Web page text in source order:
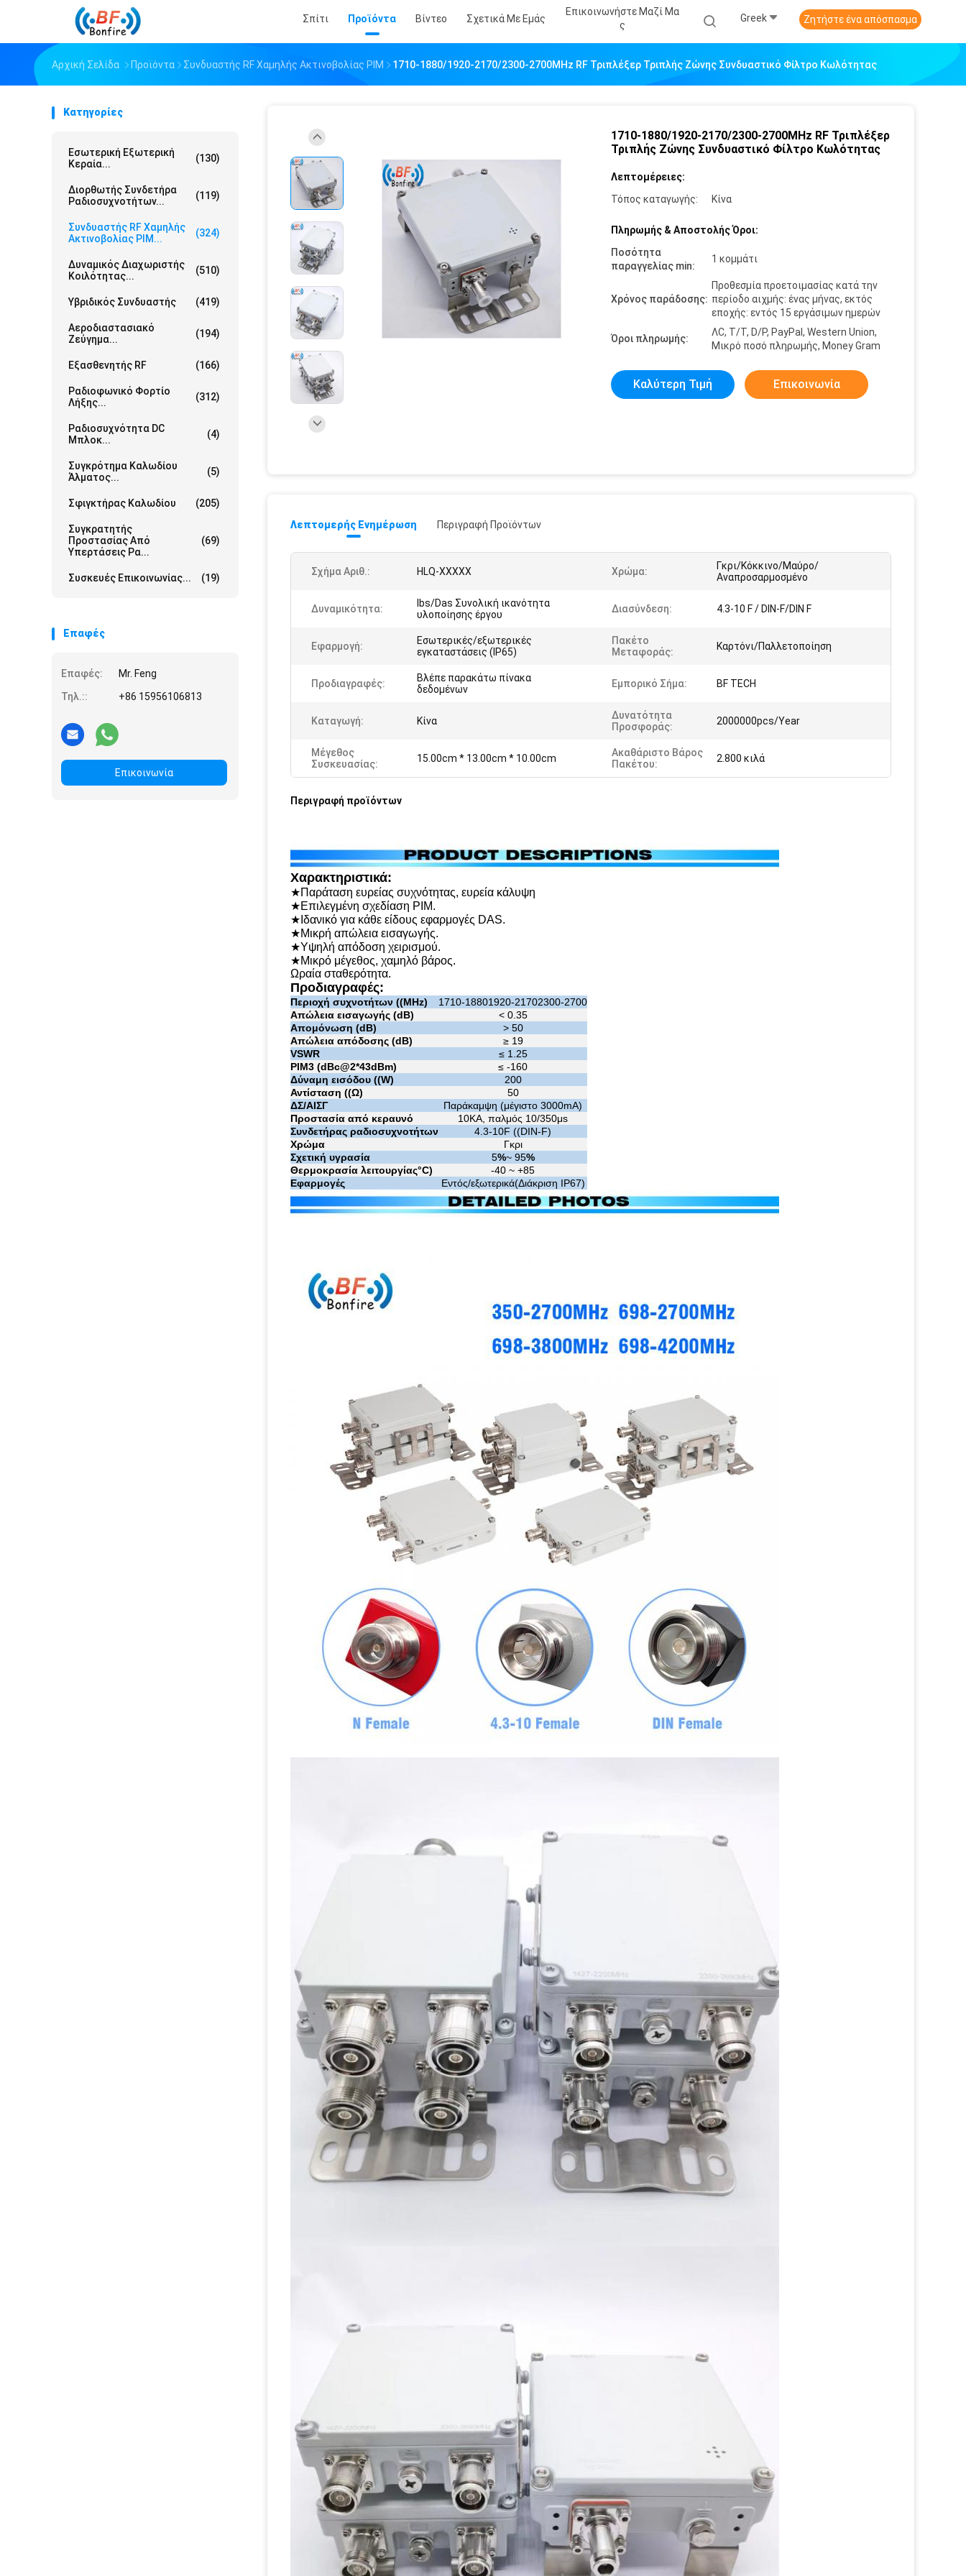
Σπίτι Προϊόντα Βίντεο Σχετικά Με Εμάς
Επικοινωνήστε Μαζί Μα
Σ
Greek Ζητήστε ένα απόσπασμα
Αρχική Σελίδα Προϊόντα Συνδυαστής RF Χαμηλής Ακτινοβολίας PIM 1710-1880/1920-2170/2300-2700MHz RF Τριπλέξερ Τριπλής Ζώνης Συνδυαστικό Φίλτρο Κωλότητας
Κατηγορίες
Εσωτερική Εξωτερική
Κεραία...
(130)
Διορθωτής Συνδετήρα
Ραδιοσυχνοτήτων...
(119)
Συνδυαστής RF Χαμηλής
Ακτινοβολίας PIM...
(324)
Δυναμικός Διαχωριστής
Κοιλότητας...
(510)
Υβριδικός Συνδυαστής (419)
Αεροδιαστασιακό
Ζεύγημα...
(194)
Εξασθενητής RF (166)
Ραδιοφωνικό Φορτίο
Λήξης...
(312)
Ραδιοσυχνότητα DC
Μπλοκ...
(4)
Συγκρότημα Καλωδίου
Άλματος...
(5)
Σφιγκτήρας Καλωδίου (205)
Συγκρατητής
Προστασίας Από
Υπερτάσεις Ρα...
(69)
Συσκευές Επικοινωνίας... (19)
Επαφές
Επαφές:
Mr. Feng
Τηλ.::
+86 15956106813
Επικοινωνία
1710-1880/1920-2170/2300-2700MHz RF Τριπλέξερ
Τριπλής Ζώνης Συνδυαστικό Φίλτρο Κωλότητας
Λεπτομέρειες:
Τόπος καταγωγής:
Κίνα
Πληρωμής & Αποστολής Όροι:
Ποσότητα
παραγγελίας min:
1 κομμάτι
Χρόνος παράδοσης:
Προθεσμία προετοιμασίας κατά την
περίοδο αιχμής: ένας μήνας, εκτός
εποχής: εντός 15 εργάσιμων ημερών
Όροι πληρωμής:
ΛC, T/T, D/P, PayPal, Western Union,
Μικρό ποσό πληρωμής, Money Gram
Καλύτερη Τιμή Επικοινωνία
Λεπτομερής Ενημέρωση Περιγραφή Προϊόντων
Σχήμα Αριθ.: HLQ-XXXXX Χρώμα:
Γκρι/Κόκκινο/Μαύρο/
Αναπροσαρμοσμένο
Δυναμικότητα:
Ibs/Das Συνολική ικανότητα
υλοποίησης έργου
Διασύνδεση: 4.3-10 F / DIN-F/DIN F
Εφαρμογή:
Εσωτερικές/εξωτερικές
εγκαταστάσεις (IP65)
Πακέτο
Μεταφοράς:
Καρτόνι/Παλλετοποίηση
Προδιαγραφές:
Βλέπε παρακάτω πίνακα
δεδομένων
Εμπορικό Σήμα: BF TECH
Καταγωγή: Κίνα
Δυνατότητα
Προσφοράς:
2000000pcs/Year
Μέγεθος
Συσκευασίας:
15.00cm * 13.00cm * 10.00cm
Ακαθάριστο Βάρος
Πακέτου:
2.800 κιλά
Περιγραφή προϊόντων
Χαρακτηριστικά:
★Παράταση ευρείας συχνότητας, ευρεία κάλυψη
★Επιλεγμένη σχεδίαση PIM.
★Ιδανικό για κάθε είδους εφαρμογές DAS.
★Μικρή απώλεια εισαγωγής.
★Υψηλή απόδοση χειρισμού.
★Μικρό μέγεθος, χαμηλό βάρος.
Ωραία σταθερότητα.
Προδιαγραφές:
Περιοχή συχνοτήτων ((MHz) 1710-18801920-21702300-2700
Απώλεια εισαγωγής (dB)
< 0.35
Απομόνωση (dB)
> 50
Απώλεια απόδοσης (dB)
≥ 19
VSWR
≤ 1.25
PIM3 (dBc@2*43dBm)
≤ -160
Δύναμη εισόδου ((W)
200
Αντίσταση ((Ω)
50
ΔΣ/ΑΙΣΓ
Παράκαμψη (μέγιστο 3000mA)
Προστασία από κεραυνό
10KA, παλμός 10/350μs
Συνδετήρας ραδιοσυχνοτήτων
4.3-10F ((DIN-F)
Χρώμα
Γκρι
Σχετική υγρασία
5%~ 95%
Θερμοκρασία λειτουργίας°C)
-40 ~ +85
Εφαρμογές
Εντός/εξωτερικά(Διάκριση IP67)